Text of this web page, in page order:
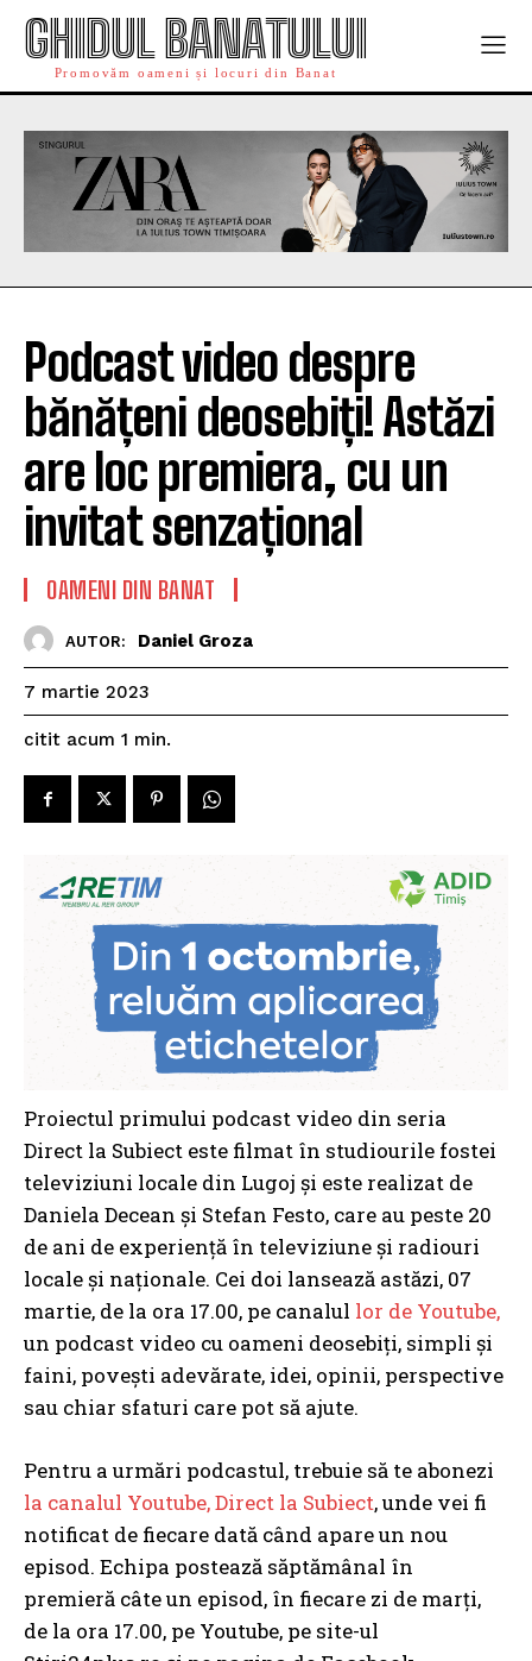
GHIDUL BANATULUI
Promovăm oameni și locuri din Banat
Podcast video despre
bănățeni deosebiți! Astăzi
are loc premiera, cu un
invitat senzațional
OAMENI DIN BANAT
AUTOR: Daniel Groza
7 martie 2023
citit acum 1 min.
Proiectul primului podcast video din seria
Direct la Subiect este filmat în studiourile fostei
televiziuni locale din Lugoj și este realizat de
Daniela Decean și Stefan Festo, care au peste 20
de ani de experiență în televiziune și radiouri
locale și naționale. Cei doi lansează astăzi, 07
martie, de la ora 17.00, pe canalul lor de Youtube,
un podcast video cu oameni deosebiți, simpli și
faini, povești adevărate, idei, opinii, perspective
sau chiar sfaturi care pot să ajute.
Pentru a urmări podcastul, trebuie să te abonezi
la canalul Youtube, Direct la Subiect, unde vei fi
notificat de fiecare dată când apare un nou
episod. Echipa postează săptămânal în
premieră câte un episod, în fiecare zi de marți,
de la ora 17.00, pe Youtube, pe site-ul